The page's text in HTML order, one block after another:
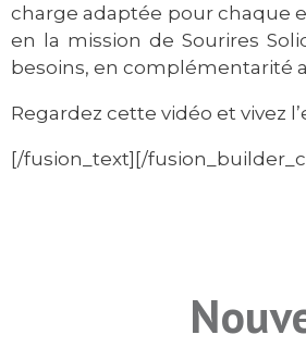
charge adaptée pour chaque
en la mission de Sourires
besoins, en complémentarité
Regardez cette vidéo et vivez
[/fusion_text][/